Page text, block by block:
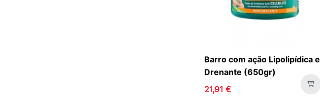
Barro com ação Lipolipídica e
Drenante (650gr)
21,91 €